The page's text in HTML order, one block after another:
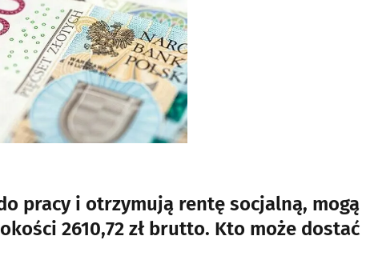
pracy i otrzymują rentę socjalną, mogą
2610,72 zł brutto. Kto może dostać